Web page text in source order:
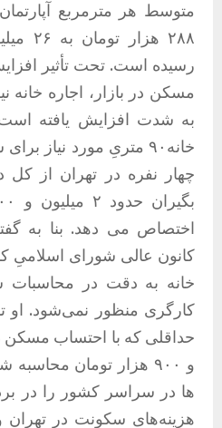
رسیده است. تحت تأثیر
مسکن در بازار، اجاره خانه
به شدت افزایش یافته
خانه۹۰ متریِ مورد نیاز
چهار نفره در تهران از کل
اختصاص می دهد. بنا به
کانون عالی شورای اسلامیِ
خانه به دقت در محاسبات
کارگری منظور نمی‌شود. او
و ۹۰۰ هزار تومان
ها در سراسر کشور را در
هزینه‌های سکونت در تهران